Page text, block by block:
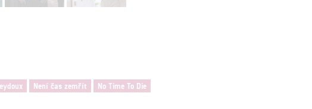
Není čas zemřít
No Time To Die